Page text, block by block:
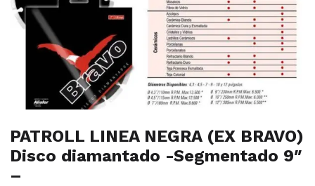
PATROLL LINEA NEGRA (EX BRAVO)
Disco diamantado -Segmentado 9″
–